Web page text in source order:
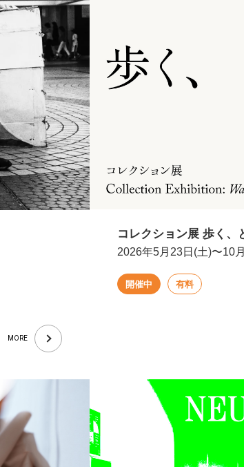
MORE
コレクション展 歩く、
2026年5月23日(土)〜10
開催中 有料